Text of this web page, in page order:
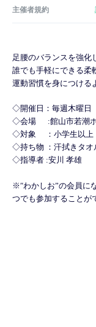
主催者規約
足腰のバランスを強化
誰でも手軽にできる柔
運動習慣を身につける
◇開催日：毎週木曜日
◇会場 :館山市若潮
◇対象 ：小学生以上
◇持ち物 ：汗拭きタオ
◇指導者 :安川 孝雄
※″わかしお”の会員に
つでも参加することが